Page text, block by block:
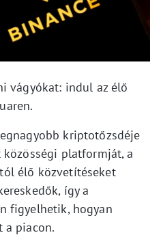
vágyókat: indul az élő
kriptotőzsdéje
platformját, a
élő közvetítéseket
így a
figyelhetik, hogyan
a piacon.